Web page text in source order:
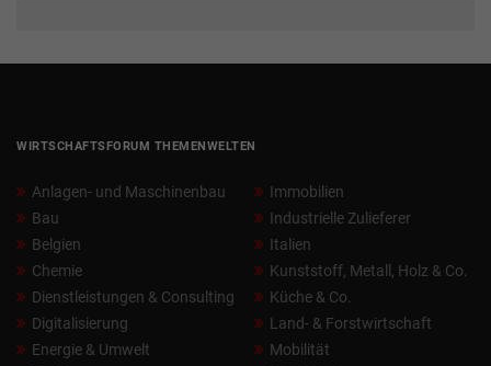
WIRTSCHAFTSFORUM THEMENWELTEN
Anlagen- und Maschinenbau
Bau
Belgien
Chemie
Dienstleistungen & Consulting
Digitalisierung
Energie & Umwelt
Immobilien
Industrielle Zulieferer
Italien
Kunststoff, Metall, Holz & Co.
Küche & Co.
Land- & Forstwirtschaft
Mobilität